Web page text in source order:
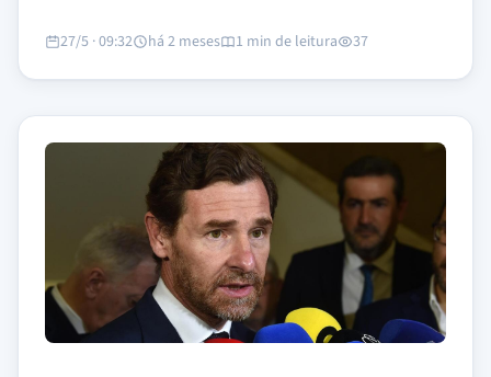
27/5 · 09:32 há 2 meses 1 min de leitura 37